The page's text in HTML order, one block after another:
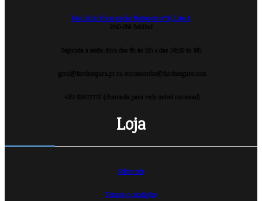
Rua Lúcia Encarnação Maracoto nº58, Loja A
2910-056 Setúbal
Segunda a sexta-feira das 9h às 13h e das 14h30 às 18h
geral@fardasegura.pt ou encomendas@fardasegura.com
+351 928117732 (chamada para rede móvel nacional)
Loja
Sobre nós
Termos e condições